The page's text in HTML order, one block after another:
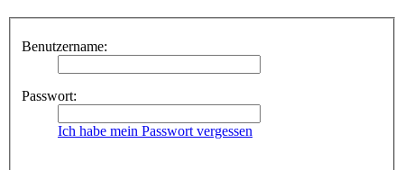
Benutzername:
Passwort:
Ich habe mein Passwort vergessen